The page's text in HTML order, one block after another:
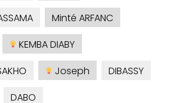
Minté ARFANC
KEMBA DIABY
Joseph
DIBASSY
DABO